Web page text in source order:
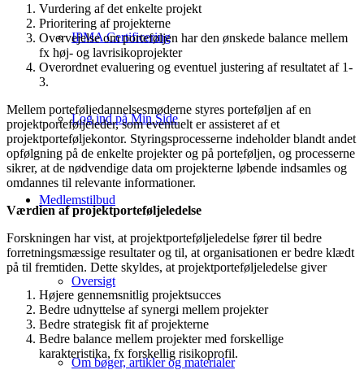
IPMA Certificering
Log ind på Min Side
Medlemstilbud
Oversigt
Om bøger, artikler og materialer
Vurdering af det enkelte projekt
Prioritering af projekterne
Overvejelse om porteføljen har den ønskede balance mellem
fx høj- og lavrisikoprojekter
Overordnet evaluering og eventuel justering af resultatet af 1-
3.
Mellem porteføljedannelsesmøderne styres porteføljen af en
projektporteføljeleder, som eventuelt er assisteret af et
projektporteføljekontor. Styringsprocesserne indeholder blandt andet
opfølgning på de enkelte projekter og på porteføljen, og processerne
sikrer, at de nødvendige data om projekterne løbende indsamles og
omdannes til relevante informationer.
Værdien af projektporteføljeledelse
Forskningen har vist, at projektporteføljeledelse fører til bedre
forretningsmæssige resultater og til, at organisationen er bedre klædt
på til fremtiden. Dette skyldes, at projektporteføljeledelse giver
Højere gennemsnitlig projektsucces
Bedre udnyttelse af synergi mellem projekter
Bedre strategisk fit af projekterne
Bedre balance mellem projekter med forskellige
karakteristika, fx forskellig risikoprofil.